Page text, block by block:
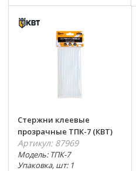
Стержни клеевые
прозрачные ТПК-7 (КВТ)
Артикул: 87969
Модель: ТПК-7
Упаковка, шт: 1